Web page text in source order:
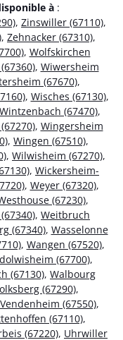
à :
, Zinswiller (67110),
, Zehnacker (67310),
, Wolfskirchen
, Wiwersheim
(67670),
, Wisches (67130),
Wintzenbach (67470),
, Wingersheim
, Wingen (67510),
, Wilwisheim (67270),
, Wickersheim-
, Weyer (67320),
(67230),
, Weitbruch
(67340), Wasselonne
, Wangen (67520),
(67700),
(67130), Walbourg
(67290),
Vendenheim (67550),
(67110),
(67220), Uhrwiller